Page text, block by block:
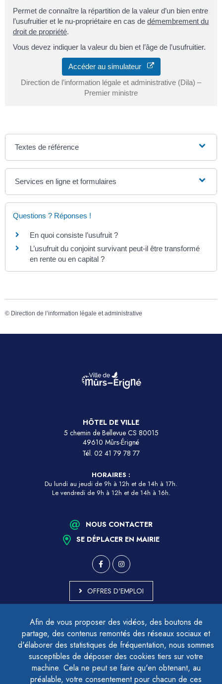
Afin de vous proposer des vidéos, des boutons de
partage, des contenus remontés des réseaux sociaux et
d'élaborer des statistiques de fréquentation, nous sommes
susceptibles de déposer des cookies tiers sur votre
machine. Cela ne peut se faire qu'en obtenant, au
préalable, votre consentement pour chacun de ces
Permet de connaître la répartition de la valeur d’un bien entre
l’usufruitier et le nu-propriétaire en cas de démembrement du
droit de propriété.
Vous devez indiquer la valeur du bien et l’âge de l’usufruitier.
Accéder au simulateur
Direction de l’information légale et administrative (Dila) –
Premier ministre
Textes de référence
Services en ligne et formulaires
Questions ? Réponses !
En quoi consiste l’usufruit ?
L’usufruit du conjoint survivant peut-il être transformé
en rente ou en capital ?
© Direction de l’information légale et administrative
HÔTEL DE VILLE
5 chemin de Bellevue CS 80015
49610 Mûrs-Érigné
Tél. 02 41 79 78 77
HORAIRES :
Du lundi au jeudi de 9h à 12h et de 14h à 17h.
Le vendredi de 9h à 12h et de 14h à 16h.
NOUS CONTACTER
SE DÉPLACER EN MAIRIE
OFFRES D'EMPLOI
ACCESSIBILITÉ - PARTIELLEMENT CONFORME
PLAN DU SITE
MENTIONS LÉGALES
CONTACTER LE DÉLÉGUÉ À LA PROTECTION DES DONNÉES
GESTION DES COOKIES